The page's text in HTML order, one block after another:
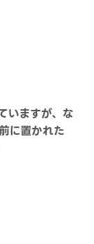
いますが、な
に置かれた